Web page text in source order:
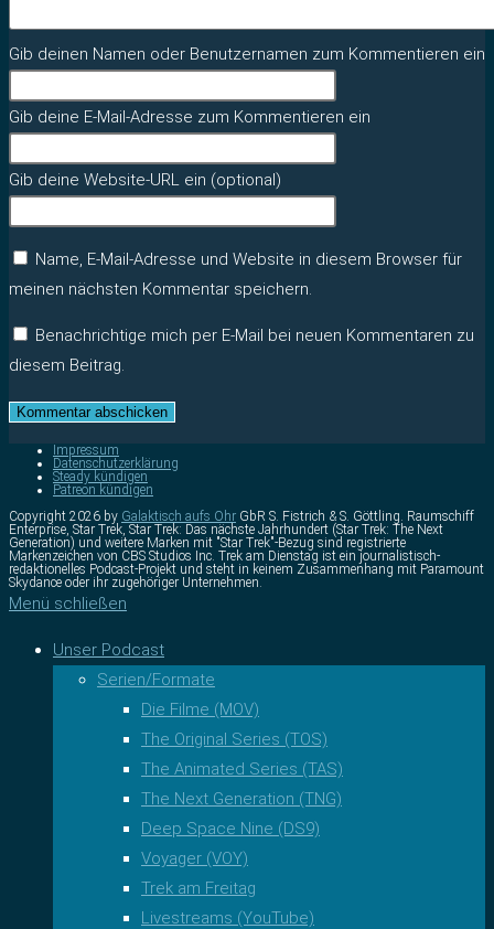
Gib deinen Namen oder Benutzernamen zum Kommentieren ein
Gib deine E-Mail-Adresse zum Kommentieren ein
Gib deine Website-URL ein (optional)
Name, E-Mail-Adresse und Website in diesem Browser für
meinen nächsten Kommentar speichern.
Benachrichtige mich per E-Mail bei neuen Kommentaren zu
diesem Beitrag.
Impressum
Datenschutzerklärung
Steady kündigen
Patreon kündigen
Copyright 2026 by Galaktisch aufs Ohr GbR S. Fistrich & S. Göttling. Raumschiff
Enterprise, Star Trek, Star Trek: Das nächste Jahrhundert (Star Trek: The Next
Generation) und weitere Marken mit "Star Trek"-Bezug sind registrierte
Markenzeichen von CBS Studios Inc. Trek am Dienstag ist ein journalistisch-
redaktionelles Podcast-Projekt und steht in keinem Zusammenhang mit Paramount
Skydance oder ihr zugehöriger Unternehmen.
Menü schließen
Unser Podcast
Serien/Formate
Die Filme (MOV)
The Original Series (TOS)
The Animated Series (TAS)
The Next Generation (TNG)
Deep Space Nine (DS9)
Voyager (VOY)
Trek am Freitag
Livestreams (YouTube)